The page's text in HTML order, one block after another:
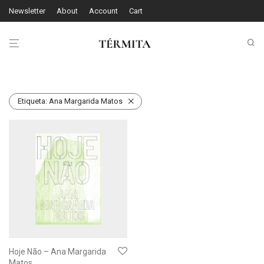
Newsletter About Account Cart
Etiqueta: Ana Margarida Matos
Hoje Não – Ana Margarida